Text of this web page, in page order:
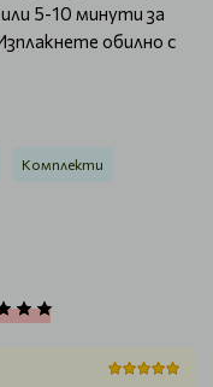
5-10 минути за
обилно с
Комплекти